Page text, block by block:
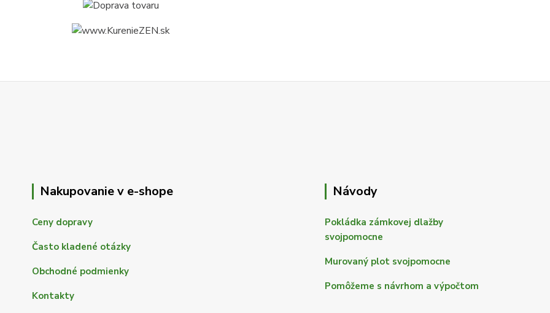
Nakupovanie v e-shope
Ceny dopravy
Často kladené otázky
Obchodné podmienky
Kontakty
Návody
Pokládka zámkovej dlažby
svojpomocne
Murovaný plot svojpomocne
Pomôžeme s návrhom a výpočtom